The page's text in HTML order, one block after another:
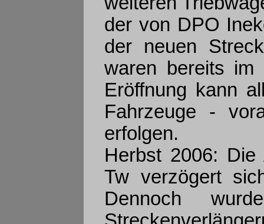
der von DPO
der neuen
waren bereits im
Eröffnung kann
Fahrzeuge -
erfolgen.
Herbst 2006: Die
Tw verzögert
Dennoch